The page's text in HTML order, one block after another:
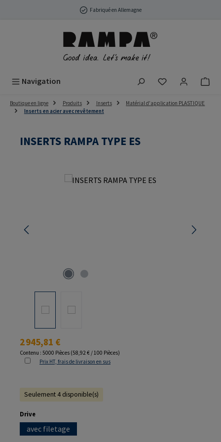
Passer au contenu principalFabriqué en Allemagne
Navigation Vous avez 0
Boutique en ligne Produits Inserts
Matérial d'application PLASTIQUE
Inserts en acier avec revêtement
INSERTS RAMPA TYPE ES
Ignorer la galerie d'images
Prix régulier :
2 945,81 €
Contenu : 5000 Pièces (58,92 € / 100 Pièces)
Prix HT, frais de livraison en sus
Seulement 4 disponible(s)
Sélectionnez
Drive
avec filetage